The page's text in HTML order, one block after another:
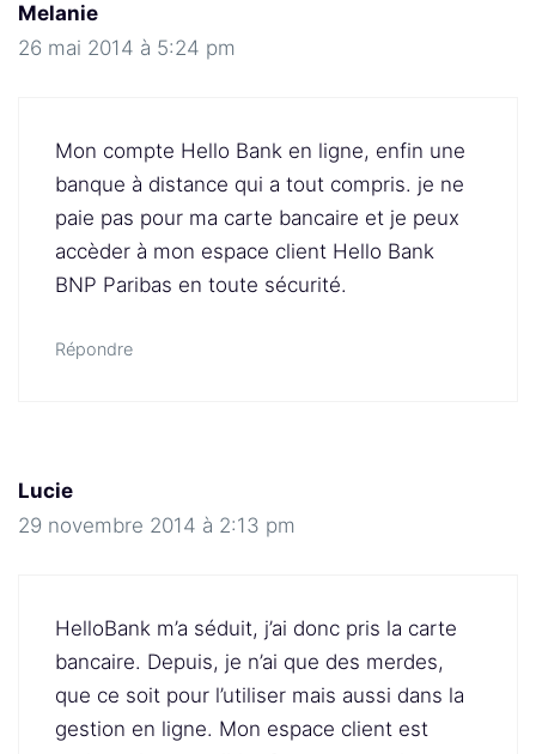
Melanie
26 mai 2014 à 5:24 pm
Mon compte Hello Bank en ligne, enfin une
banque à distance qui a tout compris. je ne
paie pas pour ma carte bancaire et je peux
accèder à mon espace client Hello Bank
BNP Paribas en toute sécurité.
Répondre
Lucie
29 novembre 2014 à 2:13 pm
HelloBank m’a séduit, j’ai donc pris la carte
bancaire. Depuis, je n’ai que des merdes,
que ce soit pour l’utiliser mais aussi dans la
gestion en ligne. Mon espace client est